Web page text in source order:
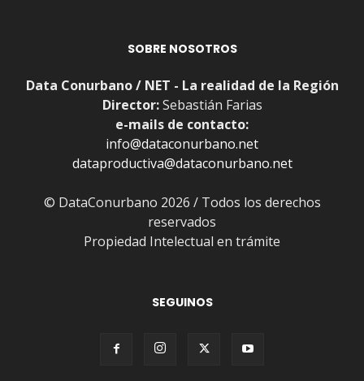
SOBRE NOSOTROS
Data Conurbano / NET - La realidad de la Región
Director:Sebastián Farias
e-mails de contacto:
info@dataconurbano.net
dataproductiva@dataconurbano.net
© DataConurbano 2026 / Todos los derechos
reservados
Propiedad Intelectual en trámite
SEGUINOS